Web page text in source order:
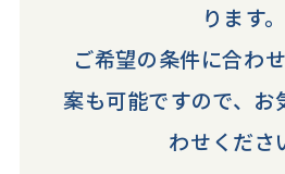
ります。
ご希望の条件に合わ
案も可能ですので、お
わせくださ